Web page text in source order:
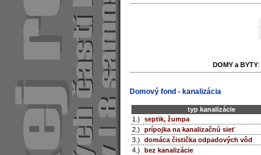
DOMY a BYTY:
Domový fond - kanalizácia
typ kanalizácie
1.)
septik, žumpa
2.)
prípojka na kanalizačnú sieť
3.)
domáca čistička odpadových vôd
4.)
bez kanalizácie